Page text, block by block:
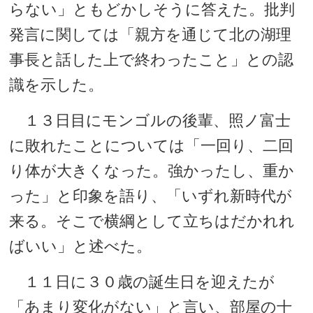
らない」ともどかしそうに答えた。批判
発言に関しては「親方を通じて北の湖理
事長と話した上で終わったこと」との認
識を示した。
１３日目にモンゴルの後輩、照ノ富士
に敗れたことについては「一回り、二回
り体が大きくなった。強かったし、重か
った」と印象を語り、「いずれ新時代が
来る。そこで横綱として立ちはだかれれ
ばいい」と述べた。
１１日に３０歳の誕生日を迎えたが
「あまり変化がない」と言い、部屋の十